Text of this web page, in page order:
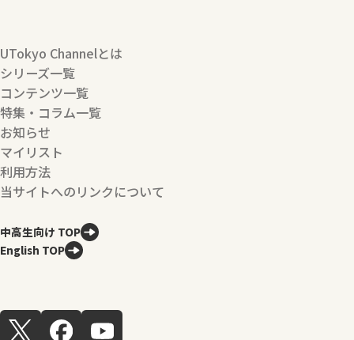
UTokyo Channelとは
シリーズ一覧
コンテンツ一覧
特集・コラム一覧
お知らせ
マイリスト
利用方法
当サイトへのリンクについて
中高生向け TOP
English TOP